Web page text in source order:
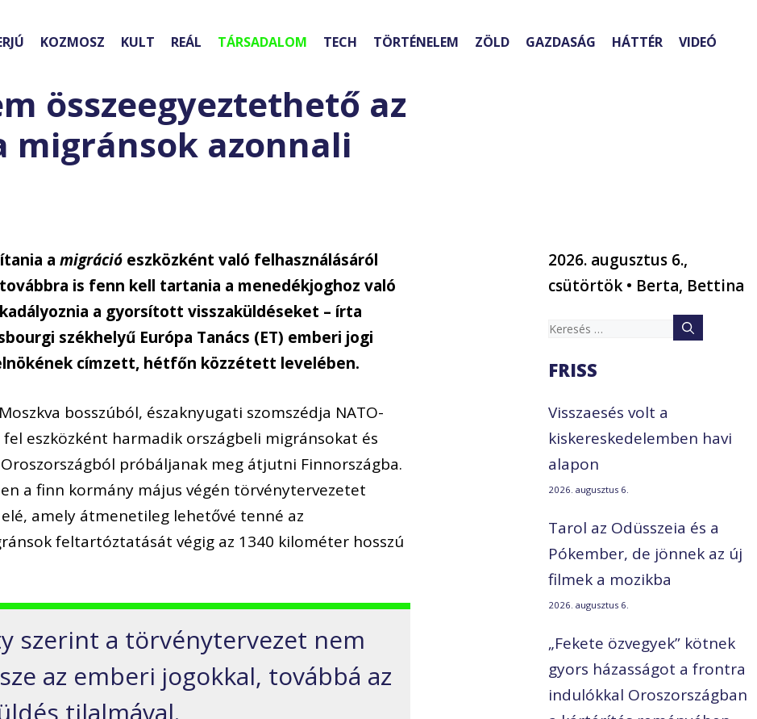
KOZMOSZ KULT REÁL TÁRSADALOM TECH TÖRTÉNELEM ZÖLD GAZDASÁG HÁTTÉR VIDEÓ
összeegyeztethető az
migránsok azonnali
amigráció eszközként való felhasználásáról
is fenn kell tartania a menedékjoghoz való
a gyorsított visszaküldéseket – írta
székhelyű Európa Tanács (ET) emberi jogi
címzett, hétfőn közzétett levelében.
bosszúból, északnyugati szomszédja NATO-
eszközként harmadik országbeli migránsokat és
próbáljanak meg átjutni Finnországba.
a finn kormány május végén törvénytervezetet
amely átmenetileg lehetővé tenné az
feltartóztatását végig az 1340 kilométer hosszú
szerint a törvénytervezet nem
az emberi jogokkal, továbbá az
tilalmával.
2026. augusztus 6.,
csütörtök • Berta, Bettina
Keresés:
FRISS
Visszaesés volt a
kiskereskedelemben havi
alapon
2026. augusztus 6.
Tarol az Odüsszeia és a
Pókember, de jönnek az új
filmek a mozikba
2026. augusztus 6.
„Fekete özvegyek” kötnek
gyors házasságot a frontra
indulókkal Oroszországban